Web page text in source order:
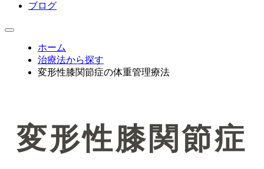
ブログ
ホーム
治療法から探す
変形性膝関節症の体重管理療法
変形性膝関節症